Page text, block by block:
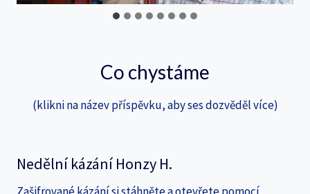
Co chystáme
(klikni na název příspěvku, aby ses dozvěděl více)
Nedělní kázání Honzy H.
Zašifrované kázání si stáhněte a otevřete pomocí